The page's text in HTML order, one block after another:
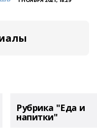
Рубрика "Еда и
напитки"